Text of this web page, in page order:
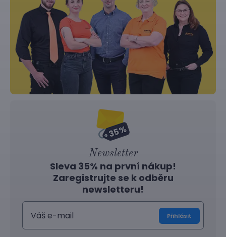
Newsletter
Sleva 35% na první nákup!
Zaregistrujte se k odběru
newsletteru!
Přihlásit